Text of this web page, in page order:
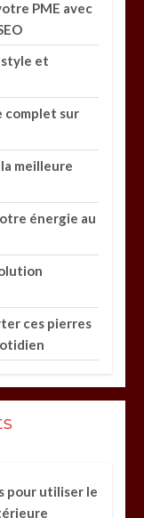
PME avec
style et
complet sur
meilleure
énergie au
ces pierres
pour utiliser le